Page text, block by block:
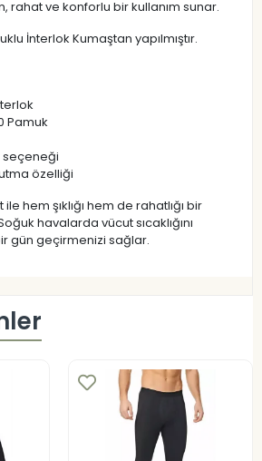
rahat ve konforlu bir kullanım sunar.
İnterlok Kumaştan yapılmıştır.
Pamuk
seçeneği
özelliği
ile hem şıklığı hem de rahatlığı bir
havalarda vücut sıcaklığını
gün geçirmenizi sağlar.